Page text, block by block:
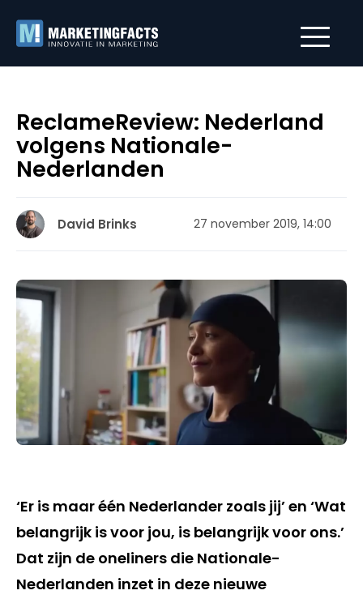
ReclameReview: Nederland
volgens Nationale-
Nederlanden
David Brinks 27 november 2019, 14:00
‘Er is maar één Nederlander zoals jij’ en ‘Wat
belangrijk is voor jou, is belangrijk voor ons.’
Dat zijn de oneliners die Nationale-
Nederlanden inzet in deze nieuwe